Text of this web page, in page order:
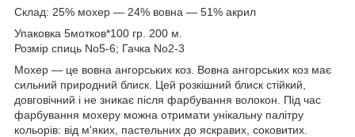
Склад: 25% мохер — 24% вовна — 51% акрил
Упаковка 5мотков*100 гр. 200 м.
Розмір спиць No5-6; Гачка No2-3
Мохер — це вовна ангорських коз. Вовна ангорських коз має
сильний природний блиск. Цей розкішний блиск стійкий,
довговічний і не зникає після фарбування волокон. Під час
фарбування мохеру можна отримати унікальну палітру
кольорів: від м'яких, пастельних до яскравих, соковитих.